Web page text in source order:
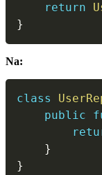
return
}
Na:
class
public
}
}